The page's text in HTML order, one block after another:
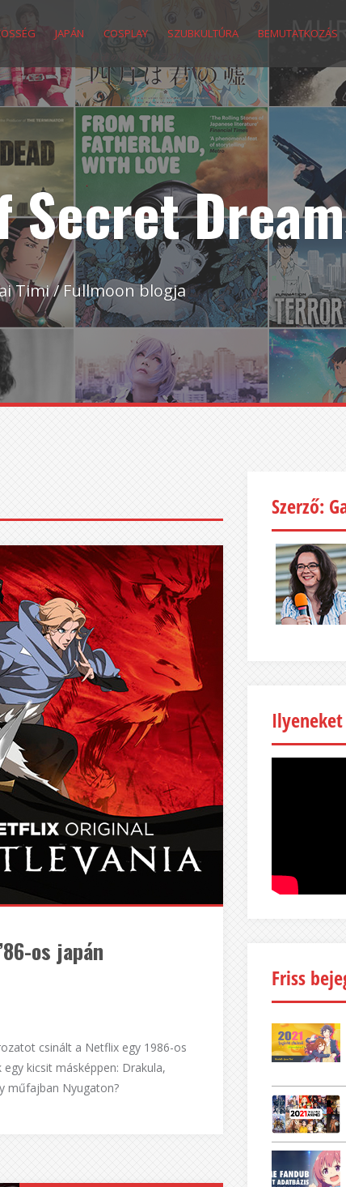
JAPÁN COSPLAY SZUBKULTÚRA BEMUTATKOZÁS
Secret
Timi / Fullmoon blogja
os japán
csinált a Netflix egy 1986-os
kicsit másképpen: Drakula,
műfajban Nyugaton?
Szerző:
Friss